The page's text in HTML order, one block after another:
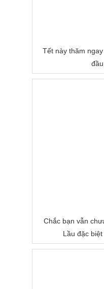
Tết này thăm
Chắc bạn vẫn
Lầu đặc